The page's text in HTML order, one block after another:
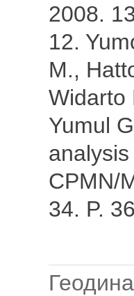
2008.
12.
M.,
Widarto
Yumul
CPMN/
34. P.